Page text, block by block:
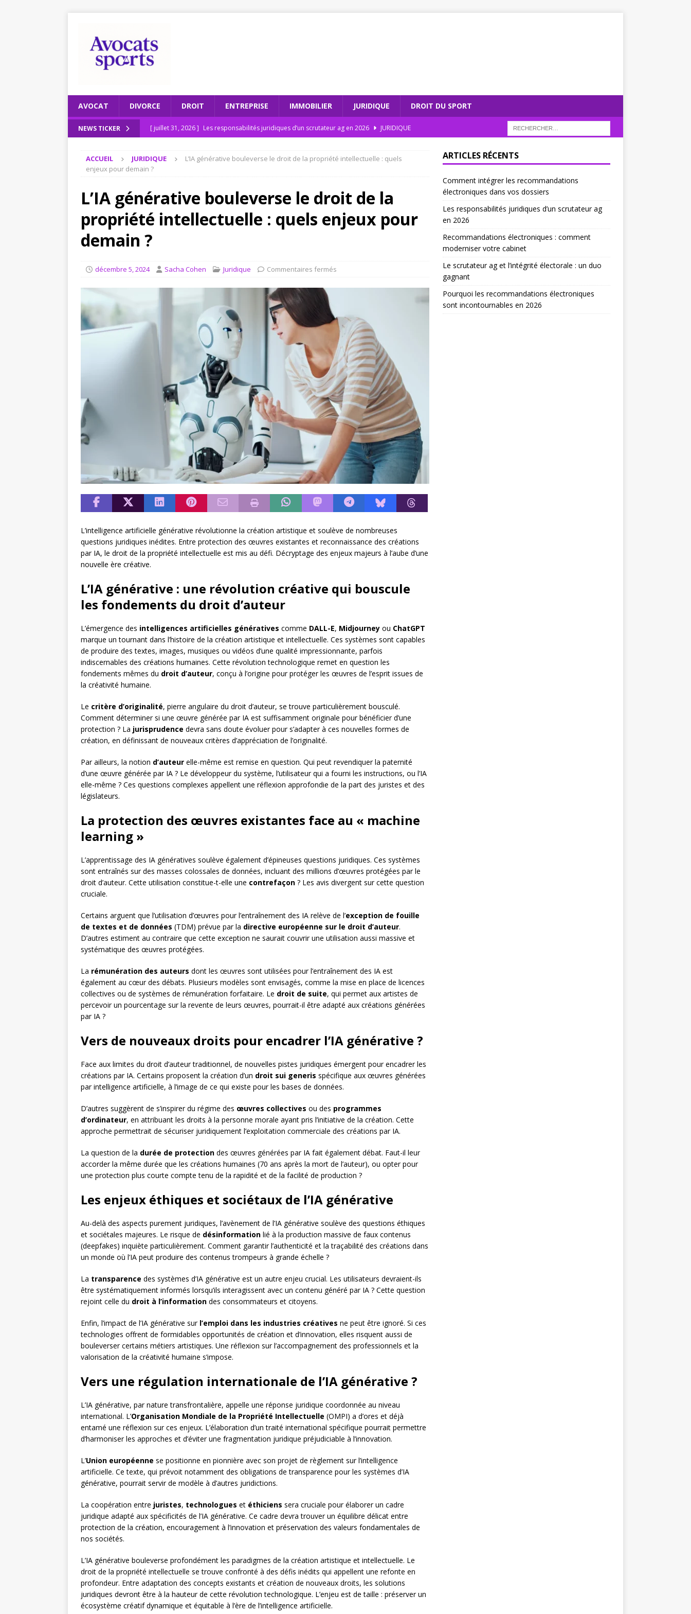
AVOCAT DIVORCE DROIT ENTREPRISE IMMOBILIER JURIDIQUE DROIT DU SPORT
NEWS TICKER [ juillet 31, 2026 ] Les responsabilités juridiques d’un scrutateur ag en 2026
JURIDIQUE
ENTREPRISE
[ juillet 19, 2026 ]
Pourquoi les recommandations électroniques sont incontournables en
2026
JURIDIQUE
[ août 4, 2026 ]
ACCUEIL JURIDIQUE
L’IA générative bouleverse le droit de la propriété intellectuelle : quels
enjeux pour demain ?
L’IA générative bouleverse le droit de la
propriété intellectuelle : quels enjeux pour
demain ?
décembre 5, 2024 Sacha Cohen Juridique Commentaires fermés
L’intelligence artificielle générative révolutionne la création artistique et soulève de nombreuses
questions juridiques inédites. Entre protection des œuvres existantes et reconnaissance des créations
par IA, le droit de la propriété intellectuelle est mis au défi. Décryptage des enjeux majeurs à l’aube d’une
nouvelle ère créative.
L’IA générative : une révolution créative qui bouscule
les fondements du droit d’auteur
L’émergence des intelligences artificielles génératives comme DALL-E, Midjourney ou ChatGPT
marque un tournant dans l’histoire de la création artistique et intellectuelle. Ces systèmes sont capables
de produire des textes, images, musiques ou vidéos d’une qualité impressionnante, parfois
indiscernables des créations humaines. Cette révolution technologique remet en question les
fondements mêmes du droit d’auteur, conçu à l’origine pour protéger les œuvres de l’esprit issues de
la créativité humaine.
Le critère d’originalité, pierre angulaire du droit d’auteur, se trouve particulièrement bousculé.
Comment déterminer si une œuvre générée par IA est suffisamment originale pour bénéficier d’une
protection ? La jurisprudence devra sans doute évoluer pour s’adapter à ces nouvelles formes de
création, en définissant de nouveaux critères d’appréciation de l’originalité.
Par ailleurs, la notion d’auteur elle-même est remise en question. Qui peut revendiquer la paternité
d’une œuvre générée par IA ? Le développeur du système, l’utilisateur qui a fourni les instructions, ou l’IA
elle-même ? Ces questions complexes appellent une réflexion approfondie de la part des juristes et des
législateurs.
La protection des œuvres existantes face au « machine
learning »
L’apprentissage des IA génératives soulève également d’épineuses questions juridiques. Ces systèmes
sont entraînés sur des masses colossales de données, incluant des millions d’œuvres protégées par le
droit d’auteur. Cette utilisation constitue-t-elle une contrefaçon ? Les avis divergent sur cette question
cruciale.
Certains arguent que l’utilisation d’œuvres pour l’entraînement des IA relève de l’exception de fouille
de textes et de données (TDM) prévue par la directive européenne sur le droit d’auteur.
D’autres estiment au contraire que cette exception ne saurait couvrir une utilisation aussi massive et
systématique des œuvres protégées.
La rémunération des auteurs dont les œuvres sont utilisées pour l’entraînement des IA est
également au cœur des débats. Plusieurs modèles sont envisagés, comme la mise en place de licences
collectives ou de systèmes de rémunération forfaitaire. Le droit de suite, qui permet aux artistes de
percevoir un pourcentage sur la revente de leurs œuvres, pourrait-il être adapté aux créations générées
par IA ?
Vers de nouveaux droits pour encadrer l’IA générative ?
Face aux limites du droit d’auteur traditionnel, de nouvelles pistes juridiques émergent pour encadrer les
créations par IA. Certains proposent la création d’un droit sui generis spécifique aux œuvres générées
par intelligence artificielle, à l’image de ce qui existe pour les bases de données.
D’autres suggèrent de s’inspirer du régime des œuvres collectives ou des programmes
d’ordinateur, en attribuant les droits à la personne morale ayant pris l’initiative de la création. Cette
approche permettrait de sécuriser juridiquement l’exploitation commerciale des créations par IA.
La question de la durée de protection des œuvres générées par IA fait également débat. Faut-il leur
accorder la même durée que les créations humaines (70 ans après la mort de l’auteur), ou opter pour
une protection plus courte compte tenu de la rapidité et de la facilité de production ?
Les enjeux éthiques et sociétaux de l’IA générative
Au-delà des aspects purement juridiques, l’avènement de l’IA générative soulève des questions éthiques
et sociétales majeures. Le risque de désinformation lié à la production massive de faux contenus
(deepfakes) inquiète particulièrement. Comment garantir l’authenticité et la traçabilité des créations dans
un monde où l’IA peut produire des contenus trompeurs à grande échelle ?
La transparence des systèmes d’IA générative est un autre enjeu crucial. Les utilisateurs devraient-ils
être systématiquement informés lorsqu’ils interagissent avec un contenu généré par IA ? Cette question
rejoint celle du droit à l’information des consommateurs et citoyens.
Enfin, l’impact de l’IA générative sur l’emploi dans les industries créatives ne peut être ignoré. Si ces
technologies offrent de formidables opportunités de création et d’innovation, elles risquent aussi de
bouleverser certains métiers artistiques. Une réflexion sur l’accompagnement des professionnels et la
valorisation de la créativité humaine s’impose.
Vers une régulation internationale de l’IA générative ?
L’IA générative, par nature transfrontalière, appelle une réponse juridique coordonnée au niveau
international. L’Organisation Mondiale de la Propriété Intellectuelle (OMPI) a d’ores et déjà
entamé une réflexion sur ces enjeux. L’élaboration d’un traité international spécifique pourrait permettre
d’harmoniser les approches et d’éviter une fragmentation juridique préjudiciable à l’innovation.
L’Union européenne se positionne en pionnière avec son projet de règlement sur l’intelligence
artificielle. Ce texte, qui prévoit notamment des obligations de transparence pour les systèmes d’IA
générative, pourrait servir de modèle à d’autres juridictions.
La coopération entre juristes, technologues et éthiciens sera cruciale pour élaborer un cadre
juridique adapté aux spécificités de l’IA générative. Ce cadre devra trouver un équilibre délicat entre
protection de la création, encouragement à l’innovation et préservation des valeurs fondamentales de
nos sociétés.
L’IA générative bouleverse profondément les paradigmes de la création artistique et intellectuelle. Le
droit de la propriété intellectuelle se trouve confronté à des défis inédits qui appellent une refonte en
profondeur. Entre adaptation des concepts existants et création de nouveaux droits, les solutions
juridiques devront être à la hauteur de cette révolution technologique. L’enjeu est de taille : préserver un
écosystème créatif dynamique et équitable à l’ère de l’intelligence artificielle.
ARTICLES RÉCENTS
Comment intégrer les recommandations
électroniques dans vos dossiers
Les responsabilités juridiques d’un scrutateur ag
en 2026
Recommandations électroniques : comment
moderniser votre cabinet
Le scrutateur ag et l’intégrité électorale : un duo
gagnant
Pourquoi les recommandations électroniques
sont incontournables en 2026